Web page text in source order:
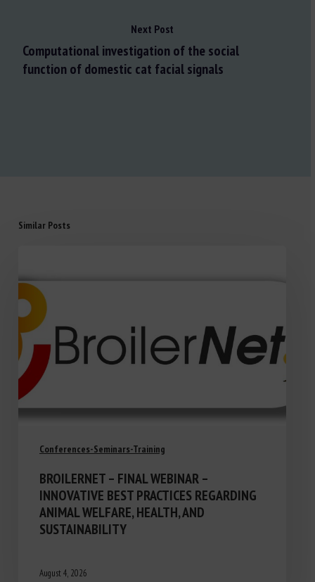
Next Post
Computational investigation of the social
function of domestic cat facial signals
Similar Posts
Conferences-Seminars-Training
BROILERNET – FINAL WEBINAR –
INNOVATIVE BEST PRACTICES REGARDING
ANIMAL WELFARE, HEALTH, AND
SUSTAINABILITY
August 4, 2026